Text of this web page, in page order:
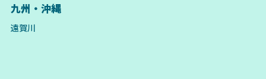
九州・沖縄
遠賀川